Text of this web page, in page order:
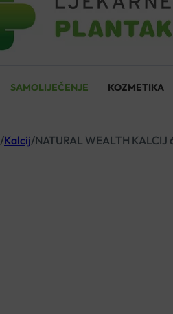
SAMOLIJEČENJE KOZMETIKA
/Kalcij/NATURAL WEALTH